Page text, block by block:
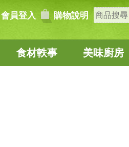
會員登入 購物說明
食材軼事 美味廚房